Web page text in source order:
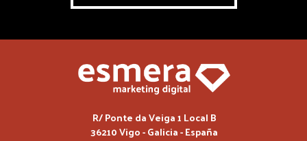
R/ Ponte da Veiga 1 Local B
36210 Vigo - Galicia - España